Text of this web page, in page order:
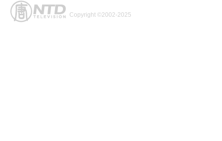
Copyright ©2002-2025